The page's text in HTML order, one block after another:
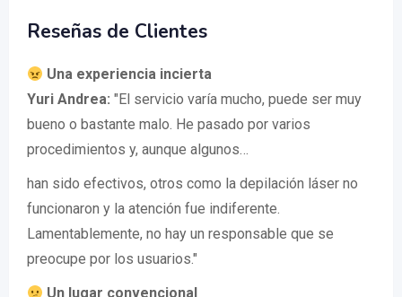
Reseñas de Clientes
Una experiencia incierta
Yuri Andrea: "El servicio varía mucho, puede ser muy
bueno o bastante malo. He pasado por varios
procedimientos y, aunque algunos…
han sido efectivos, otros como la depilación láser no
funcionaron y la atención fue indiferente.
Lamentablemente, no hay un responsable que se
preocupe por los usuarios."
Un lugar convencional